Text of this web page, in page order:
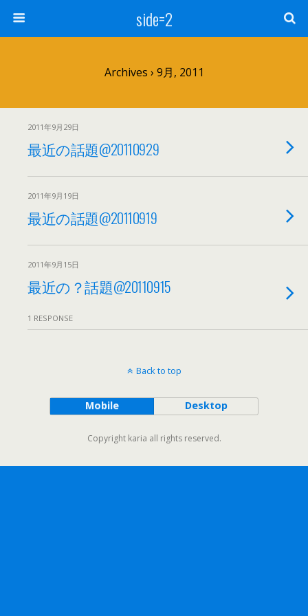
side=2
Archives › 9月, 2011
2011年9月29日
最近の話題@20110929
2011年9月19日
最近の話題@20110919
2011年9月15日
最近の？話題@20110915
1 RESPONSE
Back to top
Mobile Desktop
Copyright karia all rights reserved.